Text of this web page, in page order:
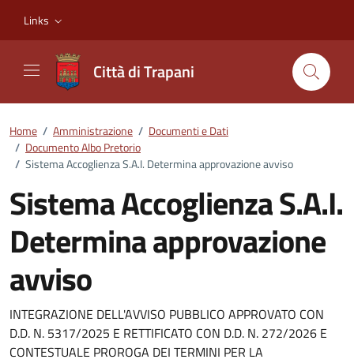
Links
Città di Trapani
Home / Amministrazione / Documenti e Dati
/ Documento Albo Pretorio
/ Sistema Accoglienza S.A.I. Determina approvazione avviso
Sistema Accoglienza S.A.I.
Determina approvazione
avviso
Dettagli del documento
INTEGRAZIONE DELL'AVVISO PUBBLICO APPROVATO CON
D.D. N. 5317/2025 E RETTIFICATO CON D.D. N. 272/2026 E
CONTESTUALE PROROGA DEI TERMINI PER LA